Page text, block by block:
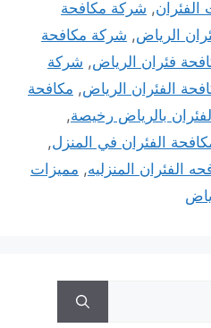
, شركة مكافحة
الرياض, شركة مكافحة
فئران الرياض, شركة
الفئران الرياض, مكافحة
بالرياض رخيصة,
الفئران في المنزل,
الفئران المنزليه, مميزات